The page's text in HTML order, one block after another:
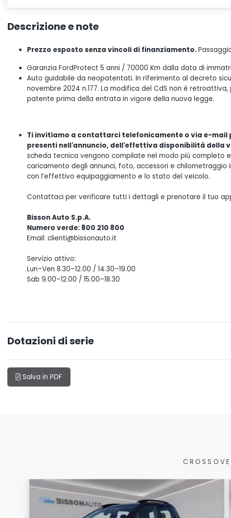
Descrizione e note
Prezzo esposto senza vincoli di finanziamento.
Garanzia FordProtect 5 anni / 70000 Km dalla data di
Auto guidabile da neopatentati. In riferimento al decreto
novembre 2024 n.177. La modifica del CdS non è
patente prima della entrata in vigore della nuova legge.
Ti invitiamo a contattarci telefonicamente o via e-
presenti nell'annuncio, dell'effettiva disponibilità della
scheda tecnica vengono compilate nel modo più completo
caricamento degli annunci, foto, accessori e
con l’effettivo equipaggiamento e lo stato del veicolo.
Contattaci per verificare tutti i dettagli e prenotare il tuo
Bisson Auto S.p.A.
Numero verde: 800 210 800
Email: clienti@bissonauto.it
Servizio attivo:
Lun–Ven 8.30–12.00 / 14.30–19.00
Sab 9.00–12.00 / 15.00–18.30
Dotazioni di serie
Salva in PDF